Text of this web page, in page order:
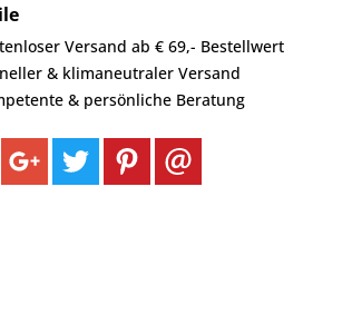
Versand ab € 69,- Bestellwert
& klimaneutraler Versand
& persönliche Beratung